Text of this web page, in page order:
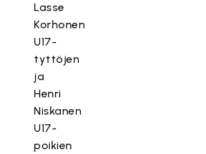
Lasse
Korhonen
U17-
tyttöjen
ja
Henri
Niskanen
U17-
poikien